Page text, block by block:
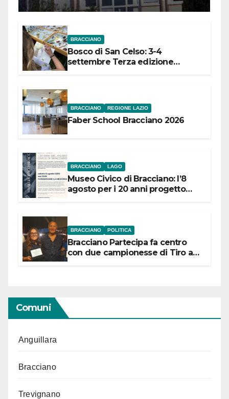
BRACCIANO
Bosco di San Celso: 3-4
settembre Terza edizione
BRACCIANO REGIONE LAZIO
Faber School Bracciano 2026
BRACCIANO LAGO
Museo Civico di Bracciano: l’8
agosto per i 20 anni progetto
BRACCIANO POLITICA
Bracciano Partecipa fa centro
con due campionesse di Tiro a
Comuni
Anguillara
Bracciano
Trevignano